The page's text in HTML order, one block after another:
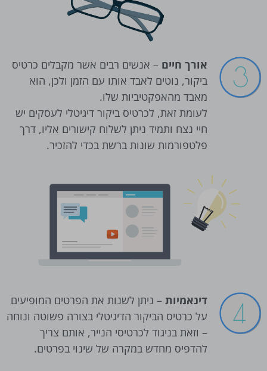
אורך חיים – אנשים רבים אשר מקבלים כרטיס
ביקור, נוטים לאבד אותו עם הזמן ולכן, הוא
מאבד מהאפקטיביות שלו.
לעומת זאת, לכרטיס ביקור דיגיטלי לעסקים יש
חיי נצח ותמיד ניתן לשלוח קישורים אליו, דרך
פלטפורמות שונות ברשת בכדי להזכיר.
דינאמיות– ניתן לשנות את הפרטים המופיעים
על כרטיס הביקור הדיגיטלי בצורה פשוטה ונוחה
– וזאת בניגוד לכרטיסי הנייר, אותם צריך
להדפיס מחדש במקרה של שינוי בפרטים.